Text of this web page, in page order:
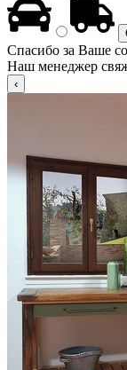
Спасибо за Ваше
Наш менеджер